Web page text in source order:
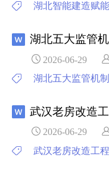
湖北智能建造赋
湖北五大监管
2026-06-29
湖北五大监管机
武汉老房改造
2026-06-29
武汉老房改造工